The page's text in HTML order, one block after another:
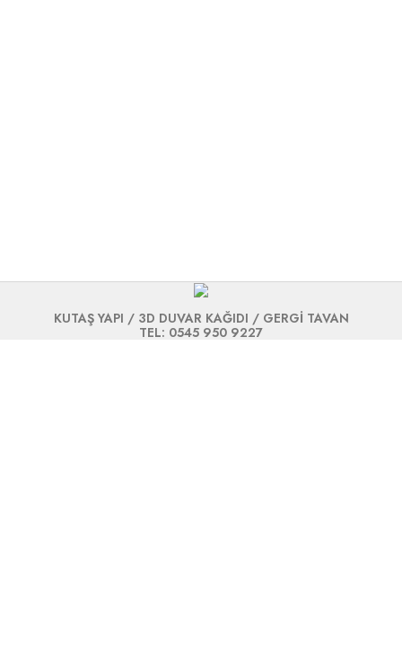
KUTAŞ YAPI / 3D DUVAR KAĞIDI / GERGİ TAVAN
TEL: 0545 950 9227